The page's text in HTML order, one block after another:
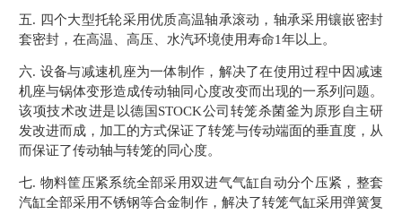
五. 四个大型托轮采用优质高温轴承滚动，轴承采用镶嵌密封
套密封，在高温、高压、水汽环境使用寿命1年以上。
六. 设备与减速机座为一体制作，解决了在使用过程中因减速
机座与锅体变形造成传动轴同心度改变而出现的一系列问题。
该项技术改进是以德国STOCK公司转笼杀菌釜为原形自主研
发改进而成，加工的方式保证了转笼与传动端面的垂直度，从
而保证了传动轴与转笼的同心度。
七. 物料筐压紧系统全部采用双进气气缸自动分个压紧，整套
汽缸全部采用不锈钢等合金制作，解决了转笼气缸采用弹簧复